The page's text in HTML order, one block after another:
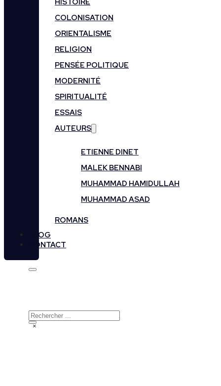
HISTOIRE
COLONISATION
ORIENTALISME
RELIGION
PENSÉE POLITIQUE
MODERNITÉ
SPIRITUALITÉ
ESSAIS
AUTEURS
ETIENNE DINET
MALEK BENNABI
MUHAMMAD HAMIDULLAH
MUHAMMAD ASAD
ROMANS
BLOG
CONTACT
Rechercher
×